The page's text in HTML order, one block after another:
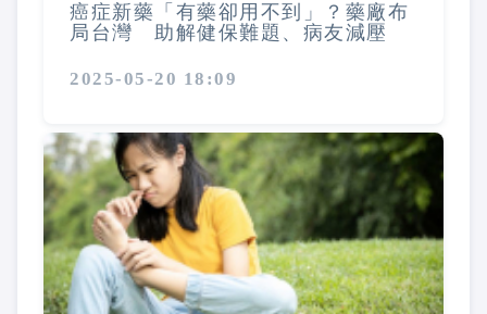
癌症新藥「有藥卻用不到」？藥廠布
局台灣 助解健保難題、病友減壓
2025-05-20 18:09